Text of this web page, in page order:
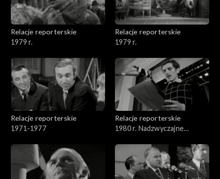
Relacje reporterskie
1979 r.
Relacje reporterskie
1979 r.
Relacje reporterskie
1971-1977
Relacje reporterskie
1980 r. Nadzwyczajne
Solidarność w Łodzi